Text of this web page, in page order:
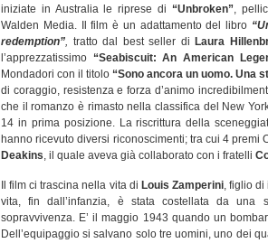
iniziate in Australia le riprese di “Unbroken”,
Walden Media. Il film è un adattamento del libro “
redemption”, tratto dal best seller di Laura
l’apprezzatissimo “Seabiscuit: An American
Mondadori con il titolo “Sono ancora un uomo. Una
di coraggio, resistenza e forza d’animo
che il romanzo è rimasto nella classifica del New
14 in prima posizione. La riscrittura della
hanno ricevuto diversi riconoscimenti; tra cui 4
Deakins, il quale aveva già collaborato con i fratelli
Il film ci trascina nella vita di Louis Zamperini, figlio di
vita, fin dall’infanzia, è stata costellata da
sopravvivenza. E’ il maggio 1943 quando un
Dell’equipaggio si salvano solo tre uomini, uno dei